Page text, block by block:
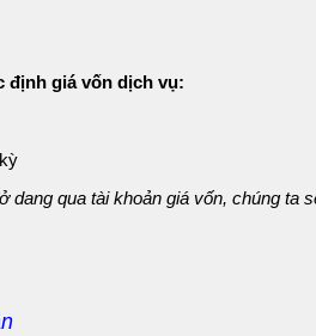
định giá vốn dịch vụ:
qua tài khoản giá vốn, chúng ta